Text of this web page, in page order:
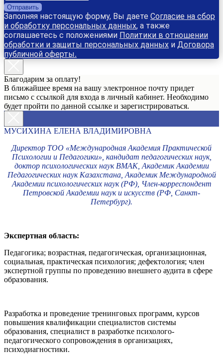
Отправить
Заполняя настоящую форму, Вы даете Согласие на сбор
и обработку персональных данных, а также
соглашаетесь с положениями Политики в отношении
обработки и защиты персональных данных и Договора
публичной оферты.
Благодарим за оплату!
В ближайшее время на вашу электронное почту придет
письмо с ссылкой для входа в личный кабинет. Необходимо
будет пройти по данной ссылке и зарегистрироваться.
МУСИХИНА ЕЛЕНА ВЛАДИМИРОВНА
Директор ТОО «Международная Академия Практической
Психологии и Педагогики», кандидат педагогических наук,
доктор психологических наук ВМАК, Академик Академии
Педагогических наук Казахстана, Академик Международной
Академии психологических наук (РФ), Член-корреспондент
Петровской Академии наук и искусств (РФ, Санкт-
Петербург).
Экспертная область:
Педагогика; возрастная, педагогическая, организационная,
социальная, практическая психология; дефектология; член
экспертной группы по проведению внешнего аудита в сфере
образования.
Разработка и проведение тренинговых программ, курсов
повышения квалификации специалистов системы
образования, специалист в разработке психолого-
педагогического сопровождения в организациях,
психодиагностики.